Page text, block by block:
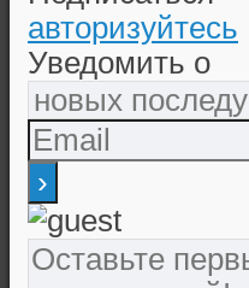
авторизуйтесь
Уведомить о